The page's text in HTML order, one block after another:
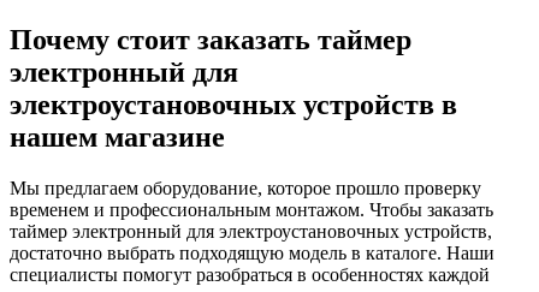
Почему стоит заказать таймер
электронный для
электроустановочных устройств в
нашем магазине
Мы предлагаем оборудование, которое прошло проверку
временем и профессиональным монтажом. Чтобы заказать
таймер электронный для электроустановочных устройств,
достаточно выбрать подходящую модель в каталоге. Наши
специалисты помогут разобраться в особенностях каждой